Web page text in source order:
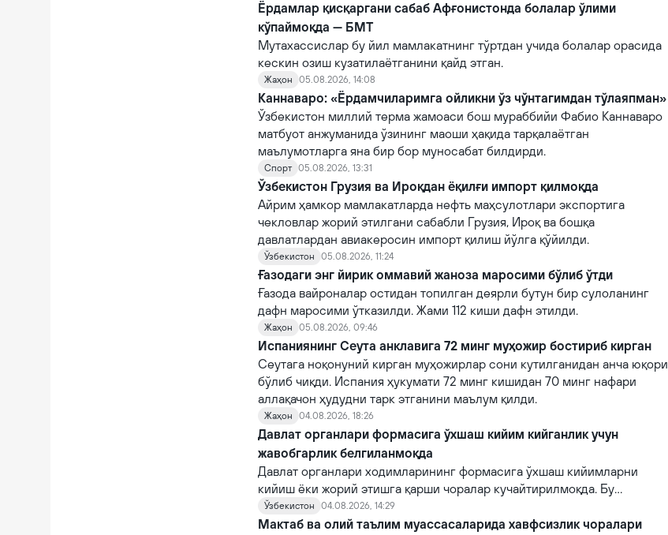
Ёрдамлар қисқаргани сабаб Афғонистонда болалар ўлими
кўпаймоқда — БМТ
Мутахассислар бу йил мамлакатнинг тўртдан учида болалар орасида
кескин озиш кузатилаётганини қайд этган.
Жаҳон 05.08.2026, 14:08
Каннаваро: «Ёрдамчиларимга ойликни ўз чўнтагимдан тўлаяпман»
Ўзбекистон миллий терма жамоаси бош мураббийи Фабио Каннаваро
матбуот анжуманида ўзининг маоши ҳақида тарқалаётган
маълумотларга яна бир бор муносабат билдирди.
Спорт 05.08.2026, 13:31
Ўзбекистон Грузия ва Ироқдан ёқилғи импорт қилмоқда
Айрим ҳамкор мамлакатларда нефть маҳсулотлари экспортига
чекловлар жорий этилгани сабабли Грузия, Ироқ ва бошқа
давлатлардан авиакеросин импорт қилиш йўлга қўйилди.
Ўзбекистон 05.08.2026, 11:24
Ғазодаги энг йирик оммавий жаноза маросими бўлиб ўтди
Ғазода вайроналар остидан топилган деярли бутун бир сулоланинг
дафн маросими ўтказилди. Жами 112 киши дафн этилди.
Жаҳон 05.08.2026, 09:46
Испаниянинг Сеута анклавига 72 минг муҳожир бостириб кирган
Сеутага ноқонуний кирган муҳожирлар сони кутилганидан анча юқори
бўлиб чиқди. Испания ҳукумати 72 минг кишидан 70 минг нафари
аллақачон ҳудудни тарк этганини маълум қилди.
Жаҳон 04.08.2026, 18:26
Давлат органлари формасига ўхшаш кийим кийганлик учун
жавобгарлик белгиланмоқда
Давлат органлари ходимларининг формасига ўхшаш кийимларни
кийиш ёки жорий этишга қарши чоралар кучайтирилмоқда. Бу
фуқароларни чалғитиш ва давлат органлари номидан ишончнинг
суиистеъмол қилинишини олдини олишга қаратилган.
Ўзбекистон 04.08.2026, 14:29
Мактаб ва олий таълим муассасаларида хавфсизлик чоралари